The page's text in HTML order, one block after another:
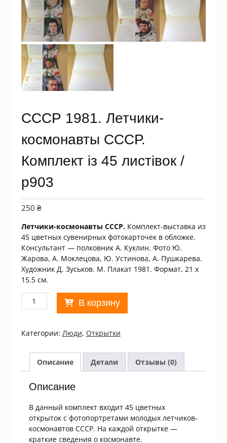
СССР 1981. Летчики-
космонавты СССР.
Комплект із 45 листівок /
р903
250 ₴
Летчики-космонавты СССР.Комплект-выставка из
45 цветных сувенирных фотокарточек в обложке.
Консультант — полковник А. Куклин. Фото Ю.
Жарова, А. Моклецова, Ю. Устинова, А. Пушкарева.
Художник Д. Зуськов. М. Плакат 1981. Формат, 21 х
15.5 см.
Количество
товара
1981.
Летчики-
космонавты
СССР.
Комплект
листівок
р903
В корзину
Категории: Люди, Открытки
Описание Детали Отзывы (0)
Описание
В данный комплект входит 45 цветных
открыток с фотопортретами молодых летчиков-
космонавтов СССР. На каждой открытке —
краткие сведения о космонавте.